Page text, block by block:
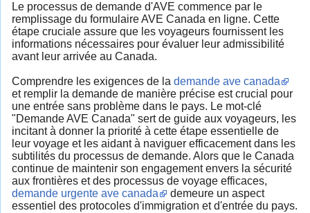
Le processus de demande d'AVE commence par le
remplissage du formulaire AVE Canada en ligne. Cette
étape cruciale assure que les voyageurs fournissent les
informations nécessaires pour évaluer leur admissibilité
avant leur arrivée au Canada.
Comprendre les exigences de la demande ave canada
et remplir la demande de manière précise est crucial pour
une entrée sans problème dans le pays. Le mot-clé
"Demande AVE Canada" sert de guide aux voyageurs, les
incitant à donner la priorité à cette étape essentielle de
leur voyage et les aidant à naviguer efficacement dans les
subtilités du processus de demande. Alors que le Canada
continue de maintenir son engagement envers la sécurité
aux frontières et des processus de voyage efficaces,
demande urgente ave canada
demeure un aspect
essentiel des protocoles d'immigration et d'entrée du pays.